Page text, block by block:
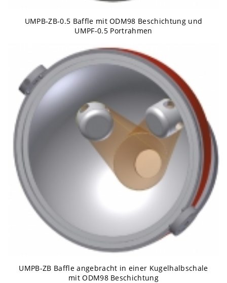
UMPB-ZB-0.5 Baffle mit ODM98 Beschichtung und
UMPF-0.5 Portrahmen
UMPB-ZB Baffle angebracht in einer Kugelhalbschale
mit ODM98 Beschichtung